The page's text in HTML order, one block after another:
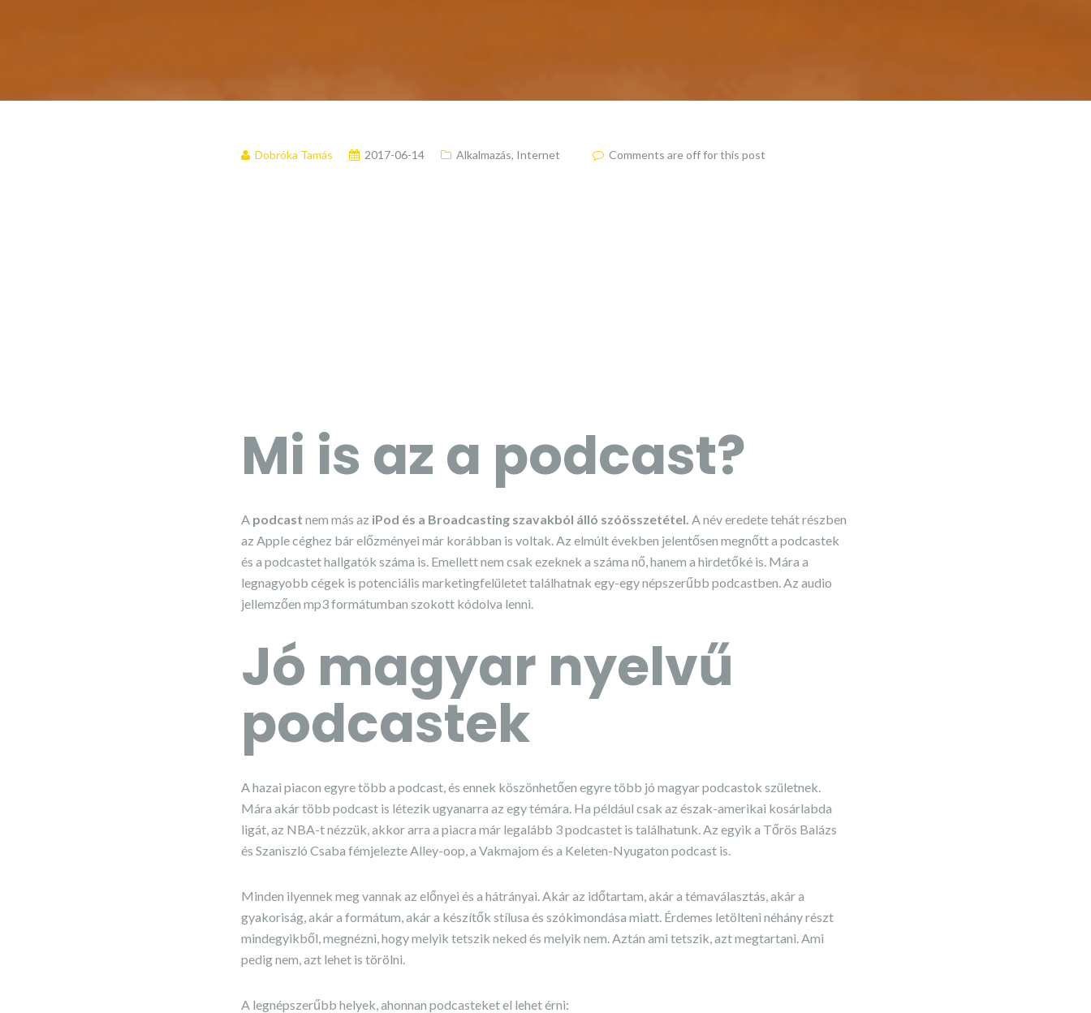
Dobróka Tamás 2017-06-14 Alkalmazás, Internet Comments are off for this post
Mi is az a podcast?
A podcast nem más az iPod és a Broadcasting szavakból álló szóösszetétel. A név eredete tehát részben
az Apple céghez bár előzményei már korábban is voltak. Az elmúlt években jelentősen megnőtt a podcastek
és a podcastet hallgatók száma is. Emellett nem csak ezeknek a száma nő, hanem a hirdetőké is. Mára a
legnagyobb cégek is potenciális marketingfelületet találhatnak egy-egy népszerűbb podcastben. Az audio
jellemzően mp3 formátumban szokott kódolva lenni.
Jó magyar nyelvű
podcastek
A hazai piacon egyre több a podcast, és ennek köszönhetően egyre több jó magyar podcastok születnek.
Mára akár több podcast is létezik ugyanarra az egy témára. Ha például csak az észak-amerikai kosárlabda
ligát, az NBA-t nézzük, akkor arra a piacra már legalább 3 podcastet is találhatunk. Az egyik a Tőrös Balázs
és Szaniszló Csaba fémjelezte Alley-oop, a Vakmajom és a Keleten-Nyugaton podcast is.
Minden ilyennek meg vannak az előnyei és a hátrányai. Akár az időtartam, akár a témaválasztás, akár a
gyakoriság, akár a formátum, akár a készítők stílusa és szókimondása miatt. Érdemes letölteni néhány részt
mindegyikből, megnézni, hogy melyik tetszik neked és melyik nem. Aztán ami tetszik, azt megtartani. Ami
pedig nem, azt lehet is törölni.
A legnépszerűbb helyek, ahonnan podcasteket el lehet érni: